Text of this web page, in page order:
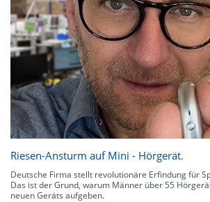
Riesen-Ansturm auf Mini - Hörgerät.
Deutsche Firma stellt revolutionäre Erfindung für
Das ist der Grund, warum Männer über 55
neuen Geräts aufgeben.